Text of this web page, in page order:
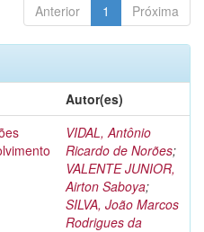
Anterior 1 Próxima
Autor(es)
VIDAL, Antônio
Ricardo de Norões;
VALENTE JUNIOR,
Airton Saboya;
SILVA, João Marcos
Rodrigues da